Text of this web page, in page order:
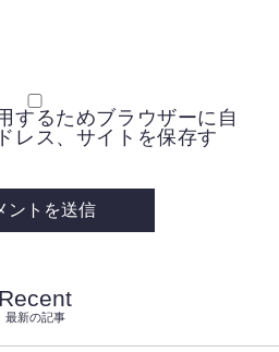
するためブラウザーに自
レス、サイトを保存す
Recent
最新の記事